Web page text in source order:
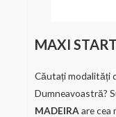
MAXI
Căutați modalități
Dumneavoastră?
MADEIRAare cea